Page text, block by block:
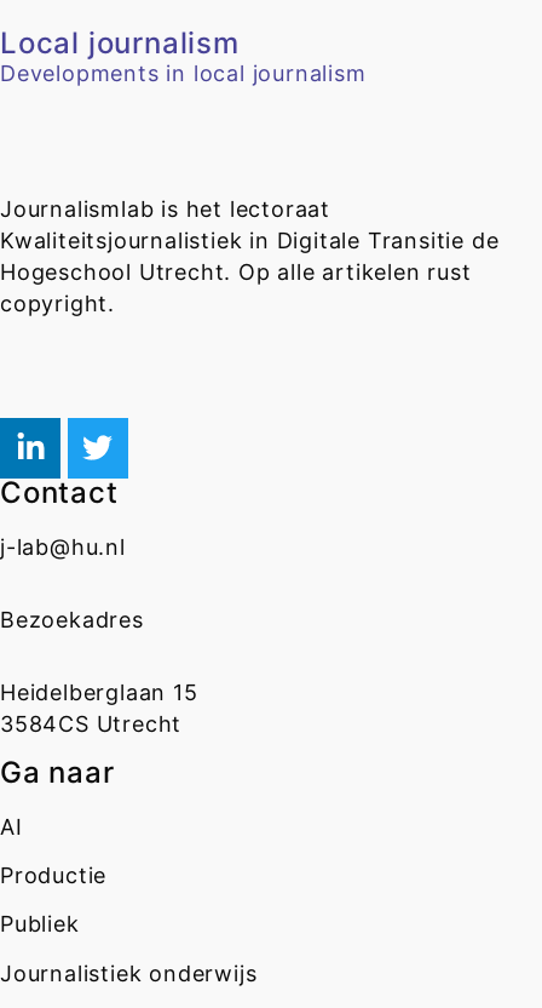
Local journalism
Developments in local journalism
Journalismlab is het lectoraat
Kwaliteitsjournalistiek in Digitale Transitie de
Hogeschool Utrecht. Op alle artikelen rust
copyright.
Contact
j-lab@hu.nl
Bezoekadres
Heidelberglaan 15
3584CS Utrecht
Ga naar
AI
Productie
Publiek
Journalistiek onderwijs